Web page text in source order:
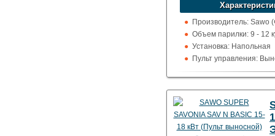
Производитель: Sawo
Объем парилки: 9 - 12
Установка: Напольная
Пульт управления:
100 град.)